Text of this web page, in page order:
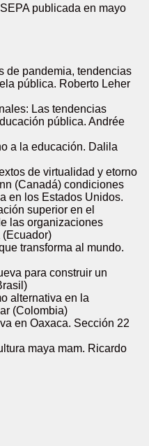
publicada en mayo
de pandemia, tendencias
pública. Roberto Leher
Las tendencias
pública. Andrée
a la educación. Dalila
de virtualidad y etorno
(Canadá) condiciones
en los Estados Unidos.
superior en el
las organizaciones
(Ecuador)
transforma al mundo.
para construir un
alternativa en la
(Colombia)
en Oaxaca. Sección 22
maya mam. Ricardo